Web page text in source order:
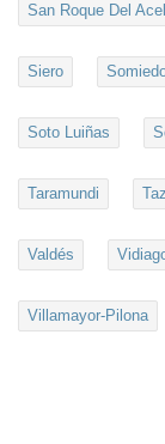
San Roque Del
Siero
Soto Luiñas
Taramundi
Valdés
Villamayor-Pilona